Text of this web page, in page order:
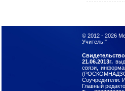
© 2012 - 2026
Учитель!"
21.06.2013г.
связи,
Соучредители:
Главный